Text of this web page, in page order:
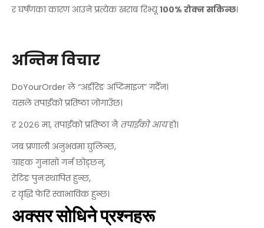
र घर्षणका कारण आउने प्रत्येक खराब रिभ्यू१००% रोक्न सकिन्छ।
अन्तिम विचार
DoYourOrder ले “अर्डरिङ अप्टिमाइज” गर्दैन।
यसले तपाईंको प्रतिष्ठा जोगाउँछ।
र २०२६ मा, तपाईंको प्रतिष्ठा नै तपाईंको आयहो।
जब प्रणाली अनुभवमा घुलिन्छ,
ग्राहक गुनासो गर्न छोड्छन्,
रेटिङ पुनःस्थापित हुन्छ,
र वृद्धि फेरि स्वाभाविक हुन्छ।
अक्सर सोधिने प्रश्नहरू